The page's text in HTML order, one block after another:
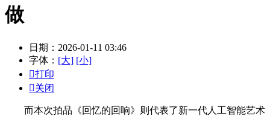
做
日期：2026-01-11 03:46
字体： [大] [小]
打印
关闭
而本次拍品《回忆的回响》则代表了新一代人工智能艺术